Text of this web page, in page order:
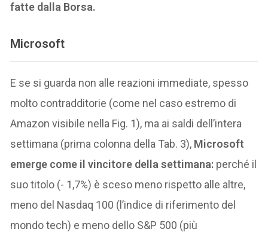
fatte dalla Borsa.
Microsoft
E se si guarda non alle reazioni immediate, spesso
molto contradditorie (come nel caso estremo di
Amazon visibile nella Fig. 1), ma ai saldi dell’intera
settimana (prima colonna della Tab. 3), Microsoft
emerge come il vincitore della settimana: perché il
suo titolo (- 1,7%) è sceso meno rispetto alle altre,
meno del Nasdaq 100 (l’indice di riferimento del
mondo tech) e meno dello S&P 500 (più